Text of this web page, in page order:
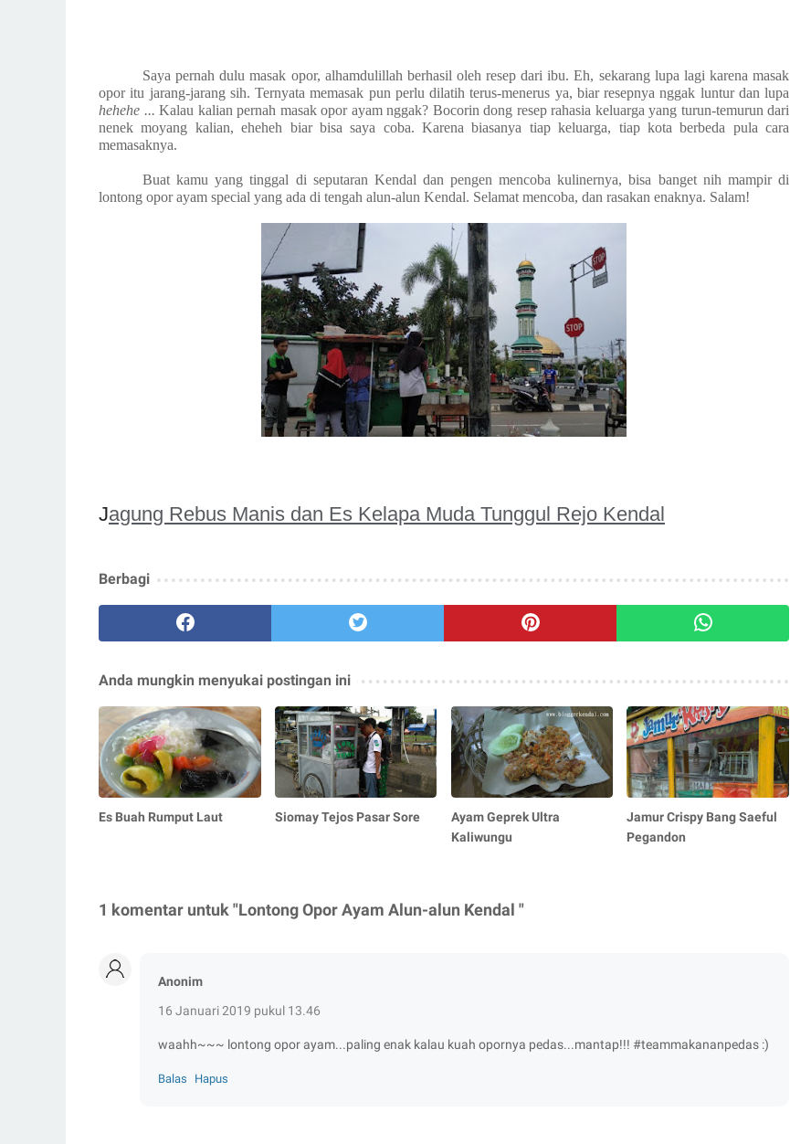
Saya pernah dulu masak opor, alhamdulillah berhasil oleh resep dari ibu. Eh, sekarang lupa lagi karena masak
opor itu jarang-jarang sih. Ternyata memasak pun perlu dilatih terus-menerus ya, biar resepnya nggak luntur dan lupa
hehehe ... Kalau kalian pernah masak opor ayam nggak? Bocorin dong resep rahasia keluarga yang turun-temurun dari
nenek moyang kalian, eheheh biar bisa saya coba. Karena biasanya tiap keluarga, tiap kota berbeda pula cara
memasaknya.
Buat kamu yang tinggal di seputaran Kendal dan pengen mencoba kulinernya, bisa banget nih mampir di
lontong opor ayam special yang ada di tengah alun-alun Kendal. Selamat mencoba, dan rasakan enaknya. Salam!
Jagung Rebus Manis dan Es Kelapa Muda Tunggul Rejo Kendal
Berbagi
Anda mungkin menyukai postingan ini
Es Buah Rumput Laut Siomay Tejos Pasar Sore
Ayam Geprek Ultra
Kaliwungu
Jamur Crispy Bang Saeful
Pegandon
1 komentar untuk "Lontong Opor Ayam Alun-alun Kendal "
Anonim
16 Januari 2019 pukul 13.46
waahh~~~ lontong opor ayam...paling enak kalau kuah opornya pedas...mantap!!! #teammakananpedas :)
Balas Hapus